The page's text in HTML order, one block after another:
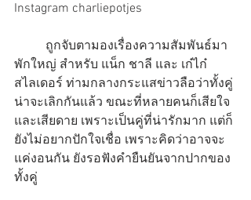
Instagram charliepotjes
พักใหญ่ สำหรับ แน็ก ชาลี และ เก๋ไก๋
สไลเดอร์ ท่ามกลางกระแสข่าวลือว่าทั้งคู่
น่าจะเลิกกันแล้ว ขณะที่หลายคนก็เสียใจ
และเสียดาย เพราะเป็นคู่ที่น่ารักมาก แต่ก็
ยังไม่อยากปักใจเชื่อ เพราะคิดว่าอาจจะ
แค่งอนกัน ยังรอฟังคำยืนยันจากปากของ
ทั้งคู่